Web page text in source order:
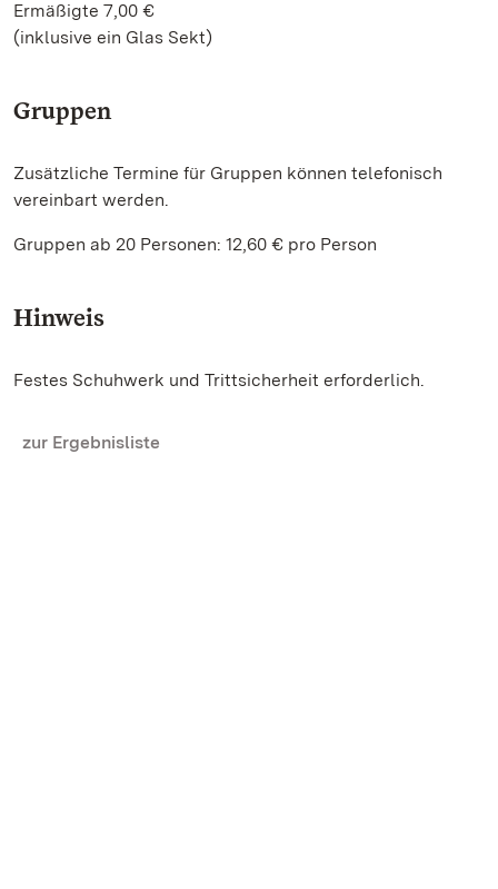
Ermäßigte 7,00 €
(inklusive ein Glas Sekt)
Gruppen
Zusätzliche Termine für Gruppen können telefonisch
vereinbart werden.
Gruppen ab 20 Personen: 12,60 € pro Person
Hinweis
Festes Schuhwerk und Trittsicherheit erforderlich.
zur Ergebnisliste